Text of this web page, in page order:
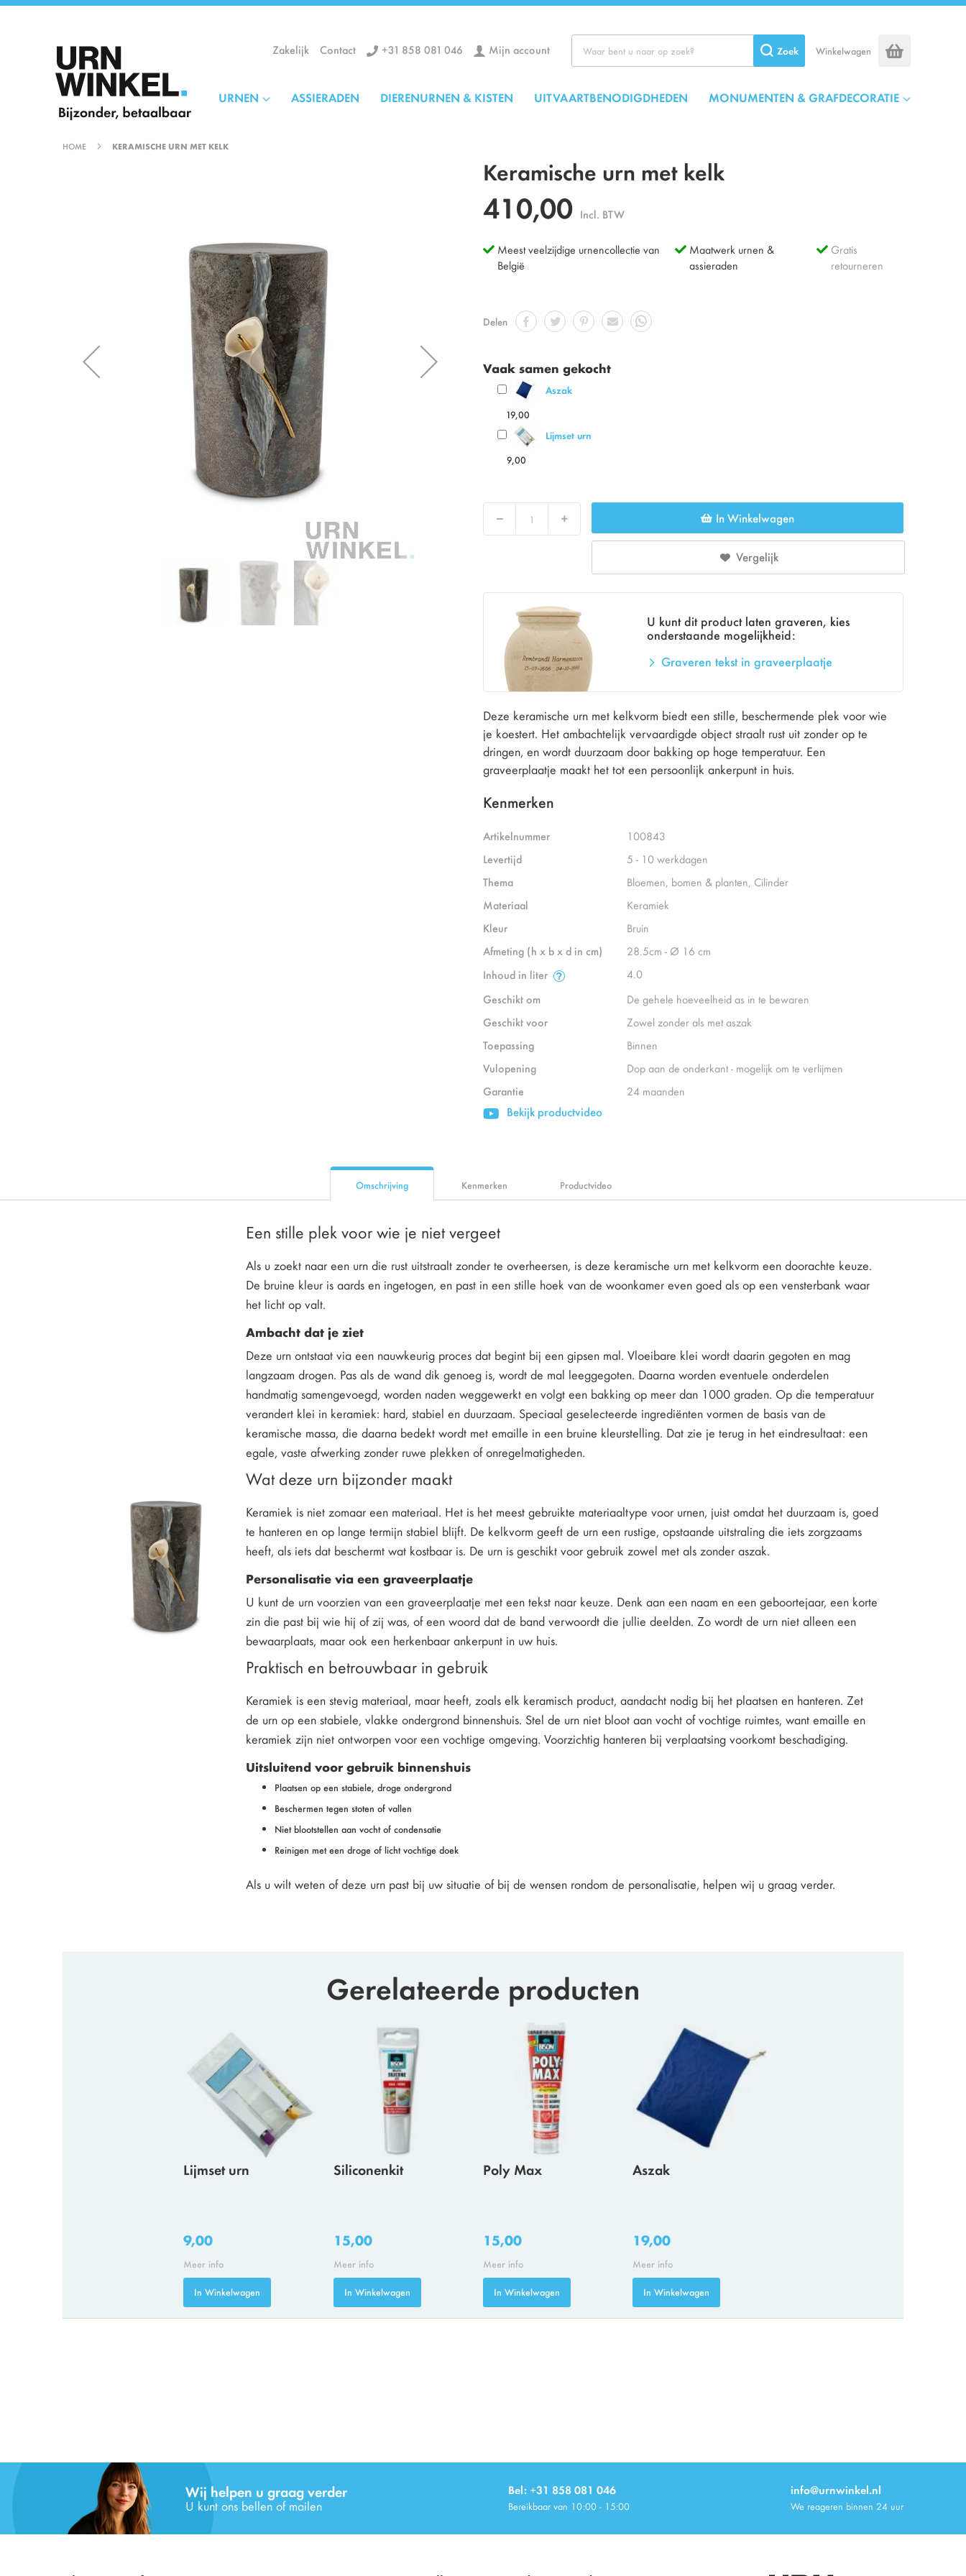
de
inhoud
Winkelwagen
Zakelijk Contact +31 858 081 046 Mijn account Zoek
URNEN ASSIERADEN DIERENURNEN & KISTEN UITVAARTBENODIGDHEDEN MONUMENTEN & GRAFDECORATIE
HOME KERAMISCHE URN MET KELK
Keramische urn met kelk
410,00 Incl. BTW
Meest veelzijdige urnencollectie van
België
Maatwerk urnen &
assieraden
Gratis
retourneren
Delen
Vaak samen gekocht
Aszak
19,00
Lijmset urn
9,00
Decrease Increase In Winkelwagen
Vergelijk
U kunt dit product laten graveren, kies
onderstaande mogelijkheid:
Graveren tekst in graveerplaatje
Deze keramische urn met kelkvorm biedt een stille, beschermende plek voor wie
je koestert. Het ambachtelijk vervaardigde object straalt rust uit zonder op te
dringen, en wordt duurzaam door bakking op hoge temperatuur. Een
graveerplaatje maakt het tot een persoonlijk ankerpunt in huis.
Kenmerken
Artikelnummer
100843
Levertijd
5 - 10 werkdagen
Thema
Bloemen, bomen & planten, Cilinder
Materiaal
Keramiek
Kleur
Bruin
Afmeting (h x b x d in cm)
28.5cm - Ø 16 cm
Inhoud in liter
4.0
Geschikt om
De gehele hoeveelheid as in te bewaren
Geschikt voor
Zowel zonder als met aszak
Toepassing
Binnen
Vulopening
Dop aan de onderkant - mogelijk om te verlijmen
Garantie
24 maanden
Bekijk productvideo
Omschrijving
Een stille plek voor wie je niet vergeet
Als u zoekt naar een urn die rust uitstraalt zonder te overheersen, is deze keramische urn met kelkvorm een doorachte keuze.
De bruine kleur is aards en ingetogen, en past in een stille hoek van de woonkamer even goed als op een vensterbank waar
het licht op valt.
Ambacht dat je ziet
Deze urn ontstaat via een nauwkeurig proces dat begint bij een gipsen mal. Vloeibare klei wordt daarin gegoten en mag
langzaam drogen. Pas als de wand dik genoeg is, wordt de mal leeggegoten. Daarna worden eventuele onderdelen
handmatig samengevoegd, worden naden weggewerkt en volgt een bakking op meer dan 1000 graden. Op die temperatuur
verandert klei in keramiek: hard, stabiel en duurzaam. Speciaal geselecteerde ingrediënten vormen de basis van de
keramische massa, die daarna bedekt wordt met emaille in een bruine kleurstelling. Dat zie je terug in het eindresultaat: een
egale, vaste afwerking zonder ruwe plekken of onregelmatigheden.
Wat deze urn bijzonder maakt
Keramiek is niet zomaar een materiaal. Het is het meest gebruikte materiaaltype voor urnen, juist omdat het duurzaam is, goed
te hanteren en op lange termijn stabiel blijft. De kelkvorm geeft de urn een rustige, opstaande uitstraling die iets zorgzaams
heeft, als iets dat beschermt wat kostbaar is. De urn is geschikt voor gebruik zowel met als zonder aszak.
Personalisatie via een graveerplaatje
U kunt de urn voorzien van een graveerplaatje met een tekst naar keuze. Denk aan een naam en een geboortejaar, een korte
zin die past bij wie hij of zij was, of een woord dat de band verwoordt die jullie deelden. Zo wordt de urn niet alleen een
bewaarplaats, maar ook een herkenbaar ankerpunt in uw huis.
Praktisch en betrouwbaar in gebruik
Keramiek is een stevig materiaal, maar heeft, zoals elk keramisch product, aandacht nodig bij het plaatsen en hanteren. Zet
de urn op een stabiele, vlakke ondergrond binnenshuis. Stel de urn niet bloot aan vocht of vochtige ruimtes, want emaille en
keramiek zijn niet ontworpen voor een vochtige omgeving. Voorzichtig hanteren bij verplaatsing voorkomt beschadiging.
Uitsluitend voor gebruik binnenshuis
Plaatsen op een stabiele, droge ondergrond
Beschermen tegen stoten of vallen
Niet blootstellen aan vocht of condensatie
Reinigen met een droge of licht vochtige doek
Als u wilt weten of deze urn past bij uw situatie of bij de wensen rondom de personalisatie, helpen wij u graag verder.
Kenmerken Productvideo
Gerelateerde producten
Lijmset urn
9,00
Meer info
In Winkelwagen
Siliconenkit
15,00
Meer info
In Winkelwagen
Poly Max
15,00
Meer info
In Winkelwagen
Aszak
19,00
Meer info
In Winkelwagen
Wij helpen u graag verder
U kunt ons bellen of mailen
Bel: +31 858 081 046
Bereikbaar van 10:00 - 15:00
info@urnwinkel.nl
We reageren binnen 24 uur